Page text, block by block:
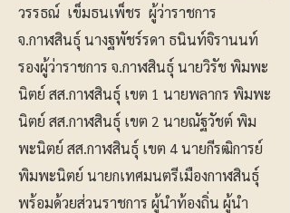
วรรธณ์ เข็มธนเพ็ชร ผู้ว่าราชการ
จ.กาฬสินธุ์ นางฐพัชร์รดา ธนินท์จิรานนท์
รองผู้ว่าราชการ จ.กาฬสินธุ์ นายวิรัช พิมพะ
นิตย์ สส.กาฬสินธุ์ เขต 1 นายพลากร พิมพะ
นิตย์ สส.กาฬสินธุ์ เขต 2 นายณัฐวัชต์ พิม
พะนิตย์ สส.กาฬสินธุ์ เขต 4 นายกีรฒิการย์
พิมพะนิตย์ นายกเทศมนตรีเมืองกาฬสินธุ์
พร้อมด้วยส่วนราชการ ผู้นำท้องถิ่น ผู้นำ